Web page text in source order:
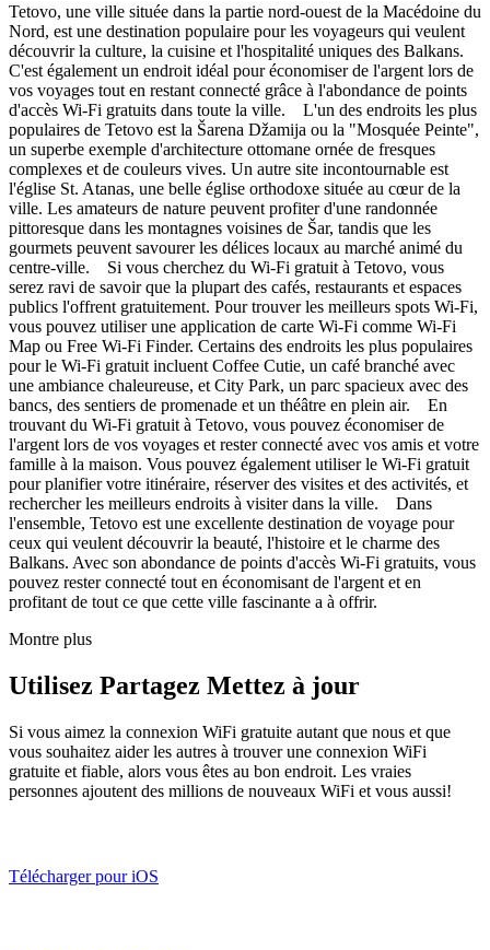
Tetovo, une ville située dans la partie nord-ouest de la Macédoine du
Nord, est une destination populaire pour les voyageurs qui veulent
découvrir la culture, la cuisine et l'hospitalité uniques des Balkans.
C'est également un endroit idéal pour économiser de l'argent lors de
vos voyages tout en restant connecté grâce à l'abondance de points
d'accès Wi-Fi gratuits dans toute la ville. L'un des endroits les plus
populaires de Tetovo est la Šarena Džamija ou la "Mosquée Peinte",
un superbe exemple d'architecture ottomane ornée de fresques
complexes et de couleurs vives. Un autre site incontournable est
l'église St. Atanas, une belle église orthodoxe située au cœur de la
ville. Les amateurs de nature peuvent profiter d'une randonnée
pittoresque dans les montagnes voisines de Šar, tandis que les
gourmets peuvent savourer les délices locaux au marché animé du
centre-ville. Si vous cherchez du Wi-Fi gratuit à Tetovo, vous
serez ravi de savoir que la plupart des cafés, restaurants et espaces
publics l'offrent gratuitement. Pour trouver les meilleurs spots Wi-Fi,
vous pouvez utiliser une application de carte Wi-Fi comme Wi-Fi
Map ou Free Wi-Fi Finder. Certains des endroits les plus populaires
pour le Wi-Fi gratuit incluent Coffee Cutie, un café branché avec
une ambiance chaleureuse, et City Park, un parc spacieux avec des
bancs, des sentiers de promenade et un théâtre en plein air. En
trouvant du Wi-Fi gratuit à Tetovo, vous pouvez économiser de
l'argent lors de vos voyages et rester connecté avec vos amis et votre
famille à la maison. Vous pouvez également utiliser le Wi-Fi gratuit
pour planifier votre itinéraire, réserver des visites et des activités, et
rechercher les meilleurs endroits à visiter dans la ville. Dans
l'ensemble, Tetovo est une excellente destination de voyage pour
ceux qui veulent découvrir la beauté, l'histoire et le charme des
Balkans. Avec son abondance de points d'accès Wi-Fi gratuits, vous
pouvez rester connecté tout en économisant de l'argent et en
profitant de tout ce que cette ville fascinante a à offrir.
Montre plus
Utilisez Partagez Mettez à jour
Si vous aimez la connexion WiFi gratuite autant que nous et que
vous souhaitez aider les autres à trouver une connexion WiFi
gratuite et fiable, alors vous êtes au bon endroit. Les vraies
personnes ajoutent des millions de nouveaux WiFi et vous aussi!
Télécharger pour iOS